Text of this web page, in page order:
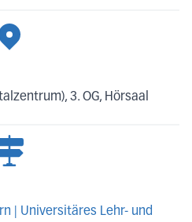
3. OG, Hörsaal
| Universitäres Lehr- und